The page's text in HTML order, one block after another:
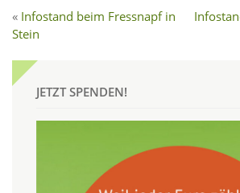
Infostand beim Fressnapf in
Stein
JETZT SPENDEN!